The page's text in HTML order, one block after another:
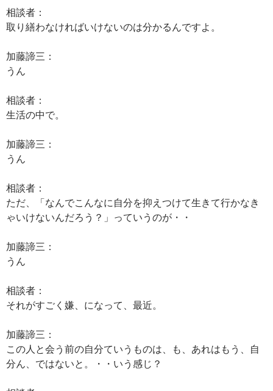
相談者：
取り繕わなければいけないのは分かるんですよ。
加藤諦三：
うん
相談者：
生活の中で。
加藤諦三：
うん
相談者：
ただ、「なんでこんなに自分を抑えつけて生きて行かなき
ゃいけないんだろう？」っていうのが・・
加藤諦三：
うん
相談者：
それがすごく嫌、になって、最近。
加藤諦三：
この人と会う前の自分ていうものは、も、あれはもう、自
分ん、ではないと。・・いう感じ？